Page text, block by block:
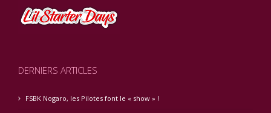
DERNIERS ARTICLES
FSBK Nogaro, les Pilotes font le « show » !